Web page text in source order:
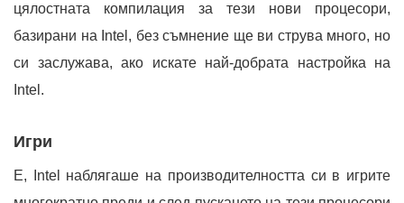
цялостната компилация за тези нови процесори,
базирани на Intel, без съмнение ще ви струва много, но
си заслужава, ако искате най-добрата настройка на
Intel.
Игри
Е, Intel наблягаше на производителността си в игрите